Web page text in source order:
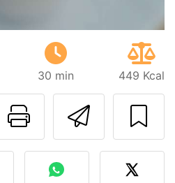
30 min 449 Kcal
Imprimer
une
photo de